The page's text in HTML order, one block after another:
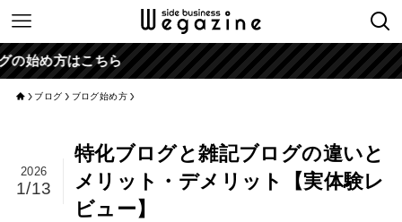
こちら
ブログ ブログ始め方
特化ブログと雑記ブログの違いと
メリット・デメリット【実体験レ
ビュー】
2026
1/13